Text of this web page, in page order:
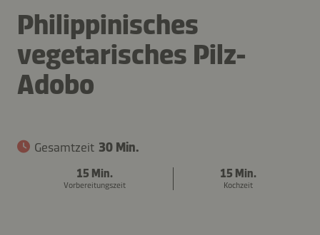
Philippinisches
vegetarisches Pilz-
Adobo
Gesamtzeit 30 Min.
15 Min.
Vorbereitungszeit
15 Min.
Kochzeit